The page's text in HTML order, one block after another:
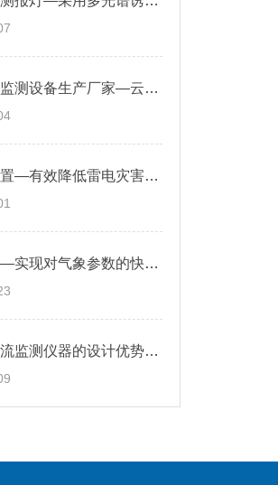
地埋式积水监测设备生产厂家—云境天合城市内涝改造成套供货
雷电预警装置—有效降低雷电灾害损失，保障生产安全与公共安全
防爆气象仪—实现对气象参数的快速响应和准确测量
云境天合渗流监测仪器的设计优势：外壳材质采用304不锈钢，防护等级IP67